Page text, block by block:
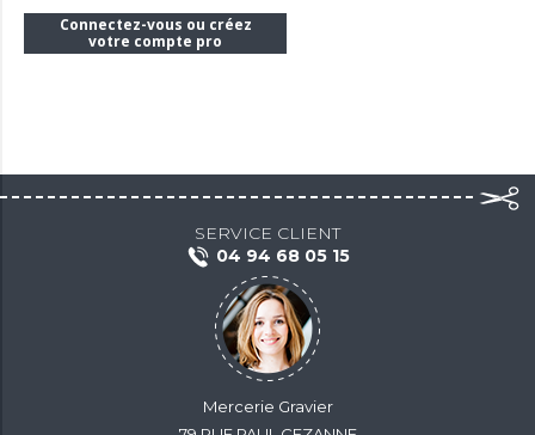
Connectez-vous ou créez
votre compte pro
SERVICE CLIENT
04 94 68 05 15
Mercerie Gravier